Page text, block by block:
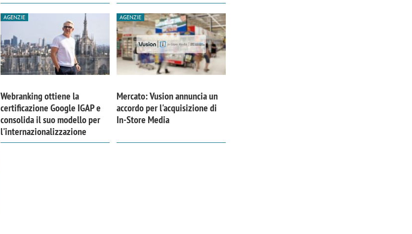
AGENZIE
Webranking ottiene la
certificazione Google IGAP e
consolida il suo modello per
l'internazionalizzazione
AGENZIE
Mercato: Vusion annuncia un
accordo per l'acquisizione di
In-Store Media